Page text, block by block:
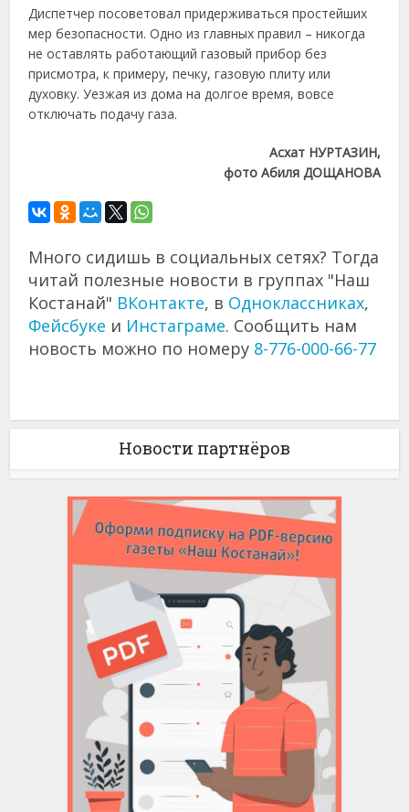
Диспетчер посоветовал придерживаться простейших
мер безопасности. Одно из главных правил – никогда
не оставлять работающий газовый прибор без
присмотра, к примеру, печку, газовую плиту или
духовку. Уезжая из дома на долгое время, вовсе
отключать подачу газа.
Асхат НУРТАЗИН,
фото Абиля ДОЩАНОВА
Много сидишь в социальных сетях? Тогда
читай полезные новости в группах "Наш
Костанай" ВКонтакте, в Одноклассниках,
Фейсбуке и Инстаграме. Сообщить нам
новость можно по номеру 8-776-000-66-77
Новости партнёров